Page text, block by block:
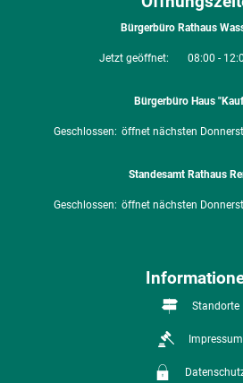
Bürgerbüro Rathaus
Klicken, um weitere Öffnungs-
Jetzt geöffnet: 08:00 -
Bürgerbüro Haus
Klicken, um weitere Öffnungs- oder
Geschlossen: öffnet nächsten
Standesamt Rathaus
Klicken, um weitere Öffnungs- oder
Geschlossen: öffnet nächsten
Standorte
Impressum